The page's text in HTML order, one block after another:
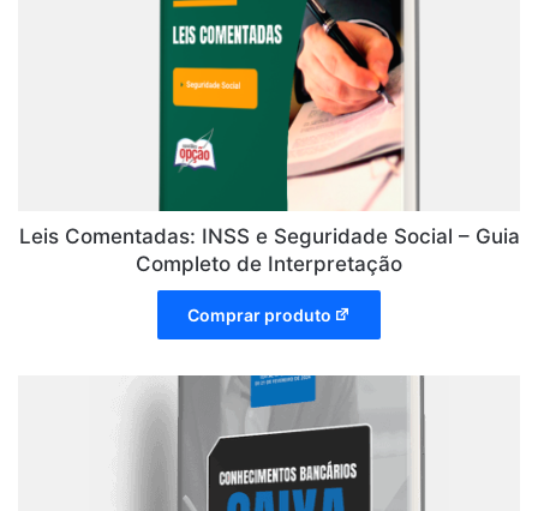
Leis Comentadas: INSS e Seguridade Social – Guia
Completo de Interpretação
Comprar produto